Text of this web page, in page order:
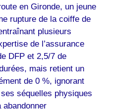
en Gironde, un jeune
rupture de la coiffe de
plusieurs
de l’assurance
DFP et 2,5/7 de
mais retient un
de 0 %, ignorant
séquelles physiques
abandonner